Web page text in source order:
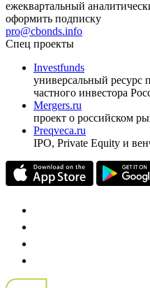
ежеквартальный
оформить подписку
pro@cbonds.info
Спец проекты
Investfunds
универсальный ресурс
частного инвестора
проект о российском
Preqveca.ru